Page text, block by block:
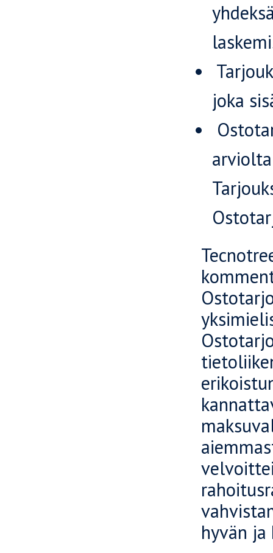
joka
hyvän ja